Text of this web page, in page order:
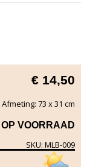
€ 14,50
Afmeting: 73 x 31 cm
OP VOORRAAD
SKU: MLB-009